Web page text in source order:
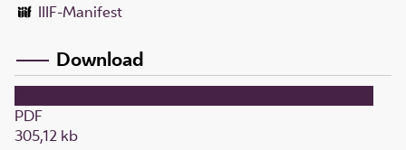
IIIF-Manifest
Download
PDF
305,12 kb